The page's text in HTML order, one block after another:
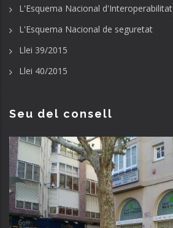
L'Esquema Nacional d'Interoperabilitat
L'Esquema Nacional de seguretat
Llei 39/2015
Llei 40/2015
Seu del consell